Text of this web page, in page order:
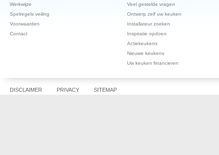
Werkwijze
Spelregels veiling
Voorwaarden
Contact
Veel gestelde vragen
Ontwerp zelf uw keuken
Installateur zoeken
Inspiratie opdoen
Actiekeukens
Nieuwe keukens
Uw keuken financieren
DISCLAIMER PRIVACY SITEMAP